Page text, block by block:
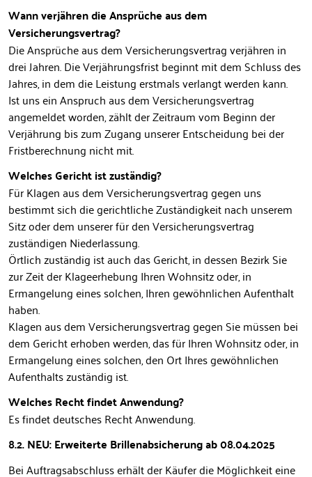
Wann verjähren die Ansprüche aus dem
Versicherungsvertrag?
Die Ansprüche aus dem Versicherungsvertrag verjähren in
drei Jahren. Die Verjährungsfrist beginnt mit dem Schluss des
Jahres, in dem die Leistung erstmals verlangt werden kann.
Ist uns ein Anspruch aus dem Versicherungsvertrag
angemeldet worden, zählt der Zeitraum vom Beginn der
Verjährung bis zum Zugang unserer Entscheidung bei der
Fristberechnung nicht mit.
Welches Gericht ist zuständig?
Für Klagen aus dem Versicherungsvertrag gegen uns
bestimmt sich die gerichtliche Zuständigkeit nach unserem
Sitz oder dem unserer für den Versicherungsvertrag
zuständigen Niederlassung.
Örtlich zuständig ist auch das Gericht, in dessen Bezirk Sie
zur Zeit der Klageerhebung Ihren Wohnsitz oder, in
Ermangelung eines solchen, Ihren gewöhnlichen Aufenthalt
haben.
Klagen aus dem Versicherungsvertrag gegen Sie müssen bei
dem Gericht erhoben werden, das für Ihren Wohnsitz oder, in
Ermangelung eines solchen, den Ort Ihres gewöhnlichen
Aufenthalts zuständig ist.
Welches Recht findet Anwendung?
Es findet deutsches Recht Anwendung.
8.2.NEU: Erweiterte Brillenabsicherung ab 08.04.2025
Bei Auftragsabschluss erhält der Käufer die Möglichkeit eine